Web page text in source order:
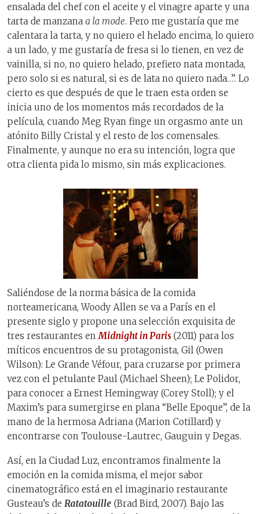
ensalada del chef con el aceite y el vinagre aparte y una
tarta de manzana a la mode. Pero me gustaría que me
calentara la tarta, y no quiero el helado encima, lo quiero
a un lado, y me gustaría de fresa si lo tienen, en vez de
vainilla, si no, no quiero helado, prefiero nata montada,
pero solo si es natural, si es de lata no quiero nada…”. Lo
cierto es que después de que le traen esta orden se
inicia uno de los momentos más recordados de la
película, cuando Meg Ryan finge un orgasmo ante un
atónito Billy Cristal y el resto de los comensales.
Finalmente, y aunque no era su intención, logra que
otra clienta pida lo mismo, sin más explicaciones.
Saliéndose de la norma básica de la comida
norteamericana, Woody Allen se va a París en el
presente siglo y propone una selección exquisita de
tres restaurantes enMidnight in Paris (2011) para los
míticos encuentros de su protagonista, Gil (Owen
Wilson): Le Grande Véfour, para cruzarse por primera
vez con el petulante Paul (Michael Sheen); Le Polidor,
para conocer a Ernest Hemingway (Corey Stoll); y el
Maxim’s para sumergirse en plana “Belle Epoque”, de la
mano de la hermosa Adriana (Marion Cotillard) y
encontrarse con Toulouse-Lautrec, Gauguin y Degas.
Así, en la Ciudad Luz, encontramos finalmente la
emoción en la comida misma, el mejor sabor
cinematográfico está en el imaginario restaurante
Gusteau’s de Ratatouille (Brad Bird, 2007). Bajo las